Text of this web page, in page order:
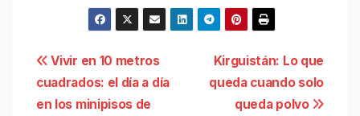
Navegación
de
Kirguistán: Lo que
queda cuando solo
queda polvo
Vivir en 10 metros
cuadrados: el día a día
en los minipisos de